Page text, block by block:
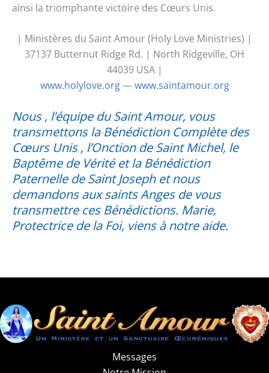
ainsi la triomphante victoire des Cœurs Unis.
| Ministères du Saint Amour (Holy Love Ministries) |
37137 Butternut Ridge Rd. | North Ridgeville, OH
44039 USA |
www.holylove.org—www.saintamour.org
Nous , l’équipe du Saint Amour, vous
transmettons la Bénédiction Complète des
Cœurs Unis , l’Onction de Saint Michel, le
Baptême de Vérité et la Bénédiction
Paternelle de Saint Joseph et nous
demandons aux saints Anges de vous
transmettre ces Bénédictions. Marie,
Protectrice de la Foi, viens à notre aide.
Messages